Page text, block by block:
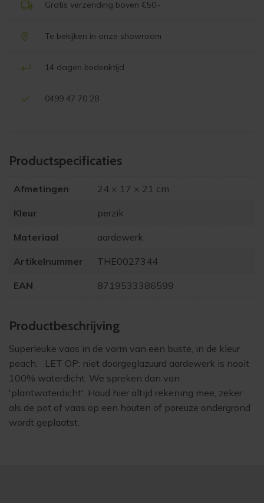
Gratis verzending boven €50,-
Te bekijken in onze showroom
14 dagen bedenktijd
0499 47 70 28
Product­specificaties
Afmetingen 24 × 17 × 21 cm
Kleur perzik
Materiaal aardewerk
Artikelnummer THE0027344
EAN 8719533386599
Product­beschrijving
Superleuke vaas in de vorm van een buste, in de kleur
peach. LET OP: niet doorgeglazuurd aardewerk is nooit
100% waterdicht. We spreken dan van
'plantwaterdicht'. Houd hier altijd rekening mee, zeker
als de pot of vaas op een houten of poreuze ondergrond
wordt geplaatst.